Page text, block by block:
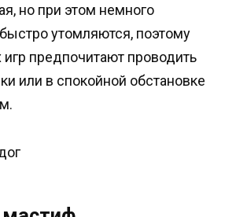
но при этом немного
утомляются, поэтому
предпочитают проводить
или в спокойной обстановке